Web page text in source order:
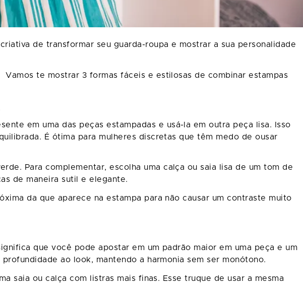
de transformar seu guarda-roupa e mostrar a sua personalidade
te mostrar 3 formas fáceis e estilosas de combinar estampas
em uma das peças estampadas e usá-la em outra peça lisa. Isso
É ótima para mulheres discretas que têm medo de ousar
Para complementar, escolha uma calça ou saia lisa de um tom de
de maneira sutil e elegante.
da que aparece na estampa para não causar um contraste muito
que você pode apostar em um padrão maior em uma peça e um
ao look, mantendo a harmonia sem ser monótono.
saia ou calça com listras mais finas. Esse truque de usar a mesma